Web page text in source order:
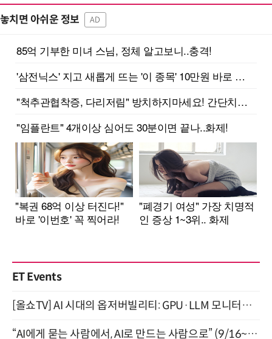
놓치면 아쉬운 정보 AD
ET Events
[올쇼TV] AI 시대의 옵저버빌리티: GPU·LLM 모니터링부터 AI 기반 장애 대응까지 (8/11 생방송)
“AI에게 묻는 사람에서, AI로 만드는 사람으로” (9/16~17)